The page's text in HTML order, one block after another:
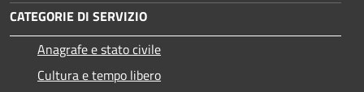
CATEGORIE DI SERVIZIO
Anagrafe e stato civile
Cultura e tempo libero